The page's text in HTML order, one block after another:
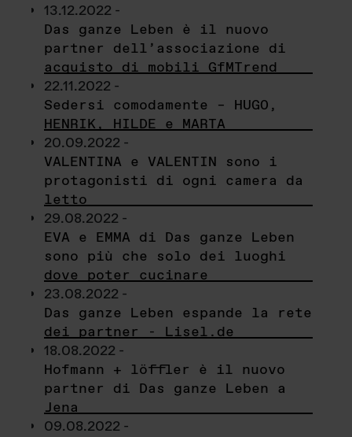
13.12.2022 -
Das ganze Leben è il nuovo
partner dell’associazione di
acquisto di mobili GfMTrend
22.11.2022 -
Sedersi comodamente – HUGO,
HENRIK, HILDE e MARTA
20.09.2022 -
VALENTINA e VALENTIN sono i
protagonisti di ogni camera da
letto
29.08.2022 -
EVA e EMMA di Das ganze Leben
sono più che solo dei luoghi
dove poter cucinare
23.08.2022 -
Das ganze Leben espande la rete
dei partner - Lisel.de
18.08.2022 -
Hofmann + löffler è il nuovo
partner di Das ganze Leben a
Jena
09.08.2022 -